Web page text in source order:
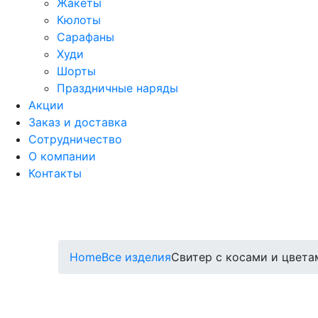
Кюлоты
Сарафаны
Худи
Шорты
Праздничные наряды
Акции
Заказ и доставка
Сотрудничество
О компании
Контакты
HomeВсе изделияСвитер с косами и